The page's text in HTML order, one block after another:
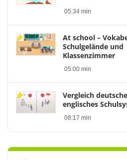
05:34 min
At school –
Schulgelände und
Klassenzimmer
05:00 min
Vergleich
englisches
08:17 min